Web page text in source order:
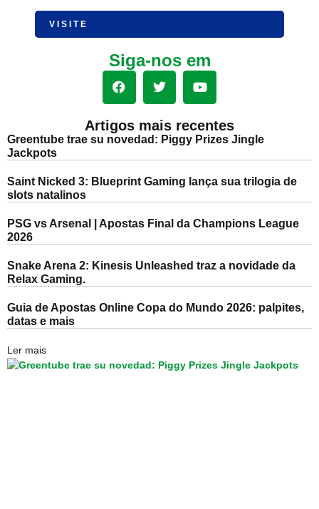
VISITE
Siga-nos em
Artigos mais recentes
Greentube trae su novedad: Piggy Prizes Jingle
Jackpots
Saint Nicked 3: Blueprint Gaming lança sua trilogia de
slots natalinos
PSG vs Arsenal | Apostas Final da Champions League
2026
Snake Arena 2: Kinesis Unleashed traz a novidade da
Relax Gaming.
Guia de Apostas Online Copa do Mundo 2026: palpites,
datas e mais
Ler mais